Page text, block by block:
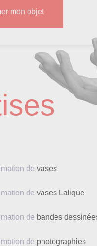
mon objet
de vases
de vases Lalique
de bandes
de photographies